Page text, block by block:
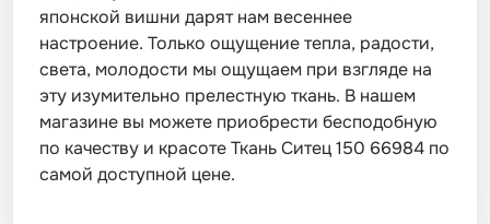
японской вишни дарят нам весеннее
настроение. Только ощущение тепла, радости,
света, молодости мы ощущаем при взгляде на
эту изумительно прелестную ткань. В нашем
магазине вы можете приобрести бесподобную
по качеству и красоте Ткань Ситец 150 66984 по
самой доступной цене.